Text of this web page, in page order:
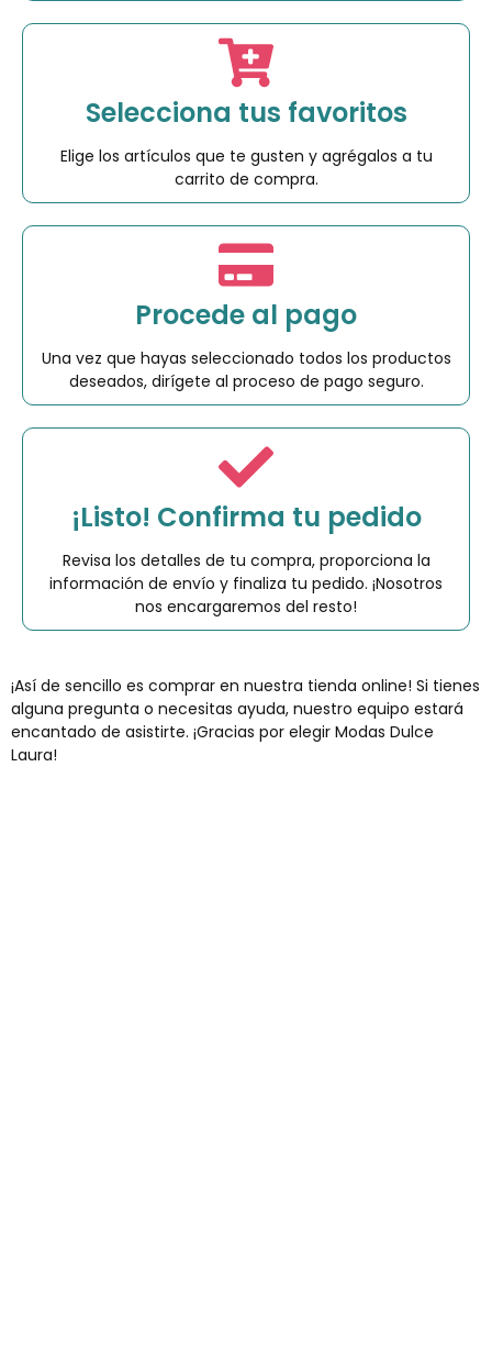
Selecciona tus favoritos
Elige los artículos que te gusten y agrégalos a tu
carrito de compra.
Procede al pago
Una vez que hayas seleccionado todos los productos
deseados, dirígete al proceso de pago seguro.
¡Listo! Confirma tu pedido
Revisa los detalles de tu compra, proporciona la
información de envío y finaliza tu pedido. ¡Nosotros
nos encargaremos del resto!
¡Así de sencillo es comprar en nuestra tienda online! Si tienes
alguna pregunta o necesitas ayuda, nuestro equipo estará
encantado de asistirte. ¡Gracias por elegir Modas Dulce
Laura!